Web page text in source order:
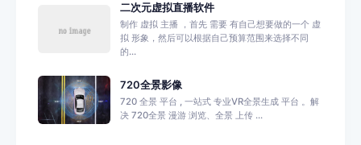
二次元虚拟直播软件
制作 虚拟 主播 ，首先 需要 有自己想要做的一个 虚
拟 形象，然后可以根据自己预算范围来选择不同
的...
720全景影像
720 全景 平台 , 一站式 专业VR全景生成 平台 。解
决 720全景 漫游 浏览、全景 上传 ...